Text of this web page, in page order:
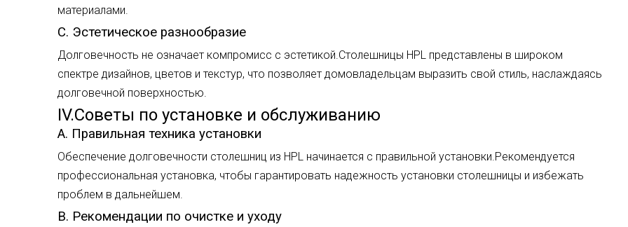
материалами.
C. Эстетическое разнообразие
Долговечность не означает компромисс с эстетикой.Столешницы HPL представлены в широком
спектре дизайнов, цветов и текстур, что позволяет домовладельцам выразить свой стиль, наслаждаясь
долговечной поверхностью.
IV.Советы по установке и обслуживанию
А. Правильная техника установки
Обеспечение долговечности столешниц из HPL начинается с правильной установки.Рекомендуется
профессиональная установка, чтобы гарантировать надежность установки столешницы и избежать
проблем в дальнейшем.
B. Рекомендации по очистке и уходу